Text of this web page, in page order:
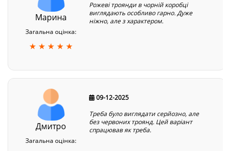
Марина
Загальна оцінка:
★ ★ ★ ★ ★
Рожеві троянди в чорній коробці
виглядають особливо гарно. Дуже
ніжно, але з характером.
Дмитро
Загальна оцінка:
09-12-2025
Треба було виглядати серйозно, але
без червоних троянд. Цей варіант
спрацював як треба.